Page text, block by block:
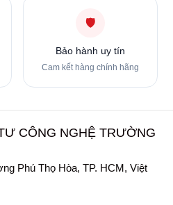
🛡
Bảo hành uy tín
Cam kết hàng chính hãng
CÔNG NGHỆ TRƯỜNG
Phú Thọ Hòa, TP. HCM, Việt